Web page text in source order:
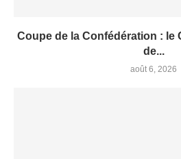
Coupe de la Confédération : le
de...
août 6, 2026